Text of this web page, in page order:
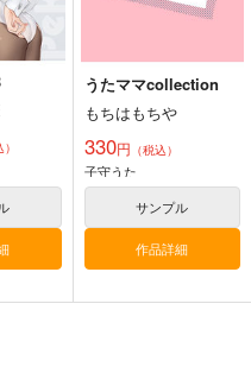
カート
うたママcollection
もちはもちや
330円 （税込）
子守うた
サンプル
作品詳細